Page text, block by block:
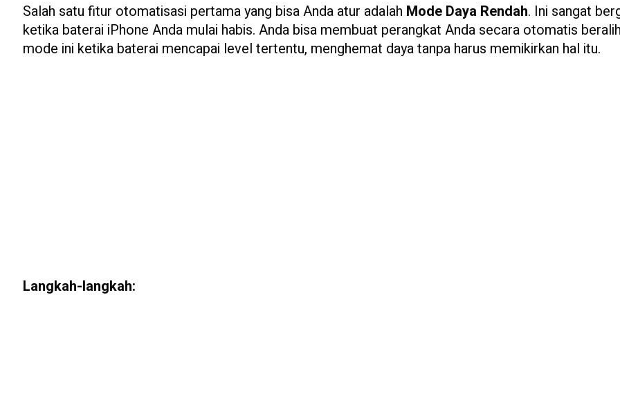
Salah satu fitur otomatisasi pertama yang bisa Anda atur adalah Mode Daya Rendah. Ini sangat
ketika baterai iPhone Anda mulai habis. Anda bisa membuat perangkat Anda secara otomatis
mode ini ketika baterai mencapai level tertentu, menghemat daya tanpa harus memikirkan hal itu.
Langkah-langkah: